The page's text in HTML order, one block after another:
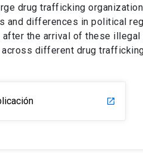
drug trafficking
and differences in political
the arrival of these
different drug
launch